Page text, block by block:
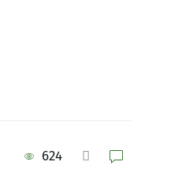
624